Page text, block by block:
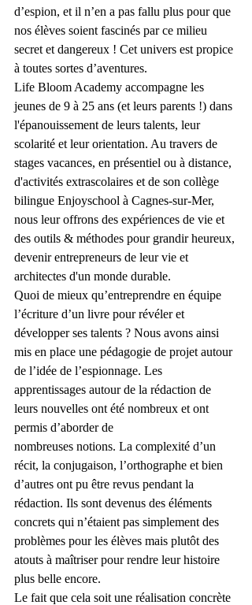
d’espion, et il n’en a pas fallu plus pour que
nos élèves soient fascinés par ce milieu
secret et dangereux ! Cet univers est propice
à toutes sortes d’aventures.
Life Bloom Academy accompagne les
jeunes de 9 à 25 ans (et leurs parents !) dans
l'épanouissement de leurs talents, leur
scolarité et leur orientation. Au travers de
stages vacances, en présentiel ou à distance,
d'activités extrascolaires et de son collège
bilingue Enjoyschool à Cagnes-sur-Mer,
nous leur offrons des expériences de vie et
des outils & méthodes pour grandir heureux,
devenir entrepreneurs de leur vie et
architectes d'un monde durable.
Quoi de mieux qu’entreprendre en équipe
l’écriture d’un livre pour révéler et
développer ses talents ? Nous avons ainsi
mis en place une pédagogie de projet autour
de l’idée de l’espionnage. Les
apprentissages autour de la rédaction de
leurs nouvelles ont été nombreux et ont
permis d’aborder de
nombreuses notions. La complexité d’un
récit, la conjugaison, l’orthographe et bien
d’autres ont pu être revus pendant la
rédaction. Ils sont devenus des éléments
concrets qui n’étaient pas simplement des
problèmes pour les élèves mais plutôt des
atouts à maîtriser pour rendre leur histoire
plus belle encore.
Le fait que cela soit une réalisation concrète